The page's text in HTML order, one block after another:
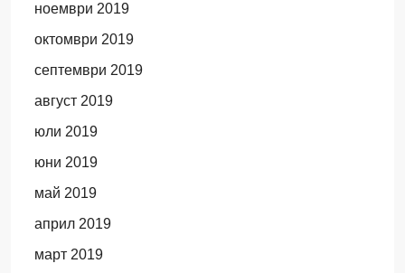
ноември 2019
октомври 2019
септември 2019
август 2019
юли 2019
юни 2019
май 2019
април 2019
март 2019